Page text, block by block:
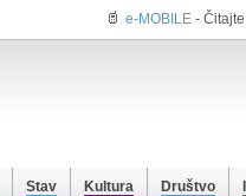
e-MOBILE -
Stav Kultura Društvo